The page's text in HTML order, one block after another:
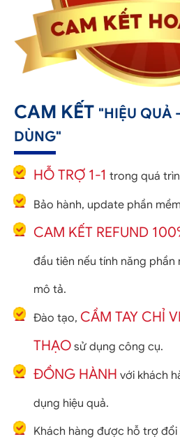
CAM KẾT "HIỆU QUẢ
DÙNG"
HỖ TRỢ 1-1 trong quá
Bảo hành, update phần mềm
CAM KẾT REFUND
đầu tiên nếu tính năng
mô tả.
Đào tạo, CẦM TAY CHỈ
THẠO sử dụng công cụ.
ĐỒNG HÀNH với khách
dụng hiệu quả.
Khách hàng được hỗ trợ